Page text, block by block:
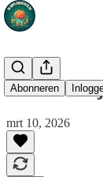
Abonneren
Zo verhuis
mrt 10, 2026